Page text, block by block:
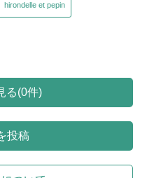
hirondelle et pepin
る(0件)
投稿